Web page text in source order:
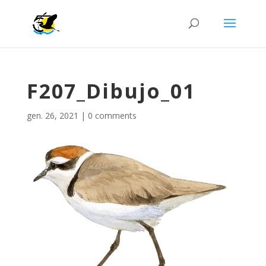
F207_Dibujo_01
gen. 26, 2021 | 0 comments